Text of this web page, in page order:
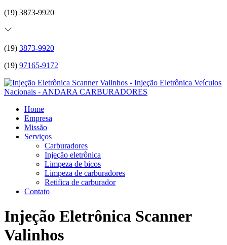
(19) 3873-9920
(19) 3873-9920
(19) 97165-9172
Home
Empresa
Missão
Serviços
Carburadores
Injeção eletrônica
Limpeza de bicos
Limpeza de carburadores
Retifica de carburador
Contato
Injeção Eletrônica Scanner
Valinhos